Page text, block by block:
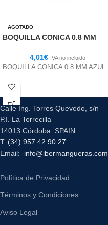
AGOTADO
BOQUILLA CONICA 0.8 MM
4,01€ IVA no incluido
BOQUILLA CONICA 0.8 MM AZUL
Calle Ing. Torres Quevedo, s/n
P.I. La Torrecilla
14013 Córdoba. SPAIN
T: (34) 957 42 90 27
Email: info@ibermangueras.com
Política de Privacidad
Términos y Condiciones
Aviso Legal